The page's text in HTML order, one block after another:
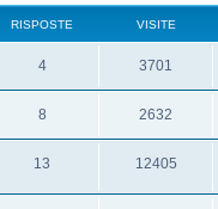
RISPOSTE VISITE
4 3701
8 2632
13 12405